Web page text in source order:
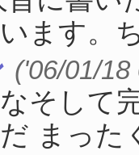
ます。
('06/01/18
そして
まった